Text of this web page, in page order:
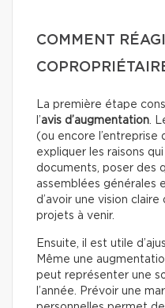
COMMENT
La première étape
l’avis d’augmentation.
(ou encore
expliquer les raisons
documents, poser des
assemblées générales
d’avoir une vision
projets à venir.
Ensuite, il est utile
Même une
peut représenter une
l’année. Prévoir une